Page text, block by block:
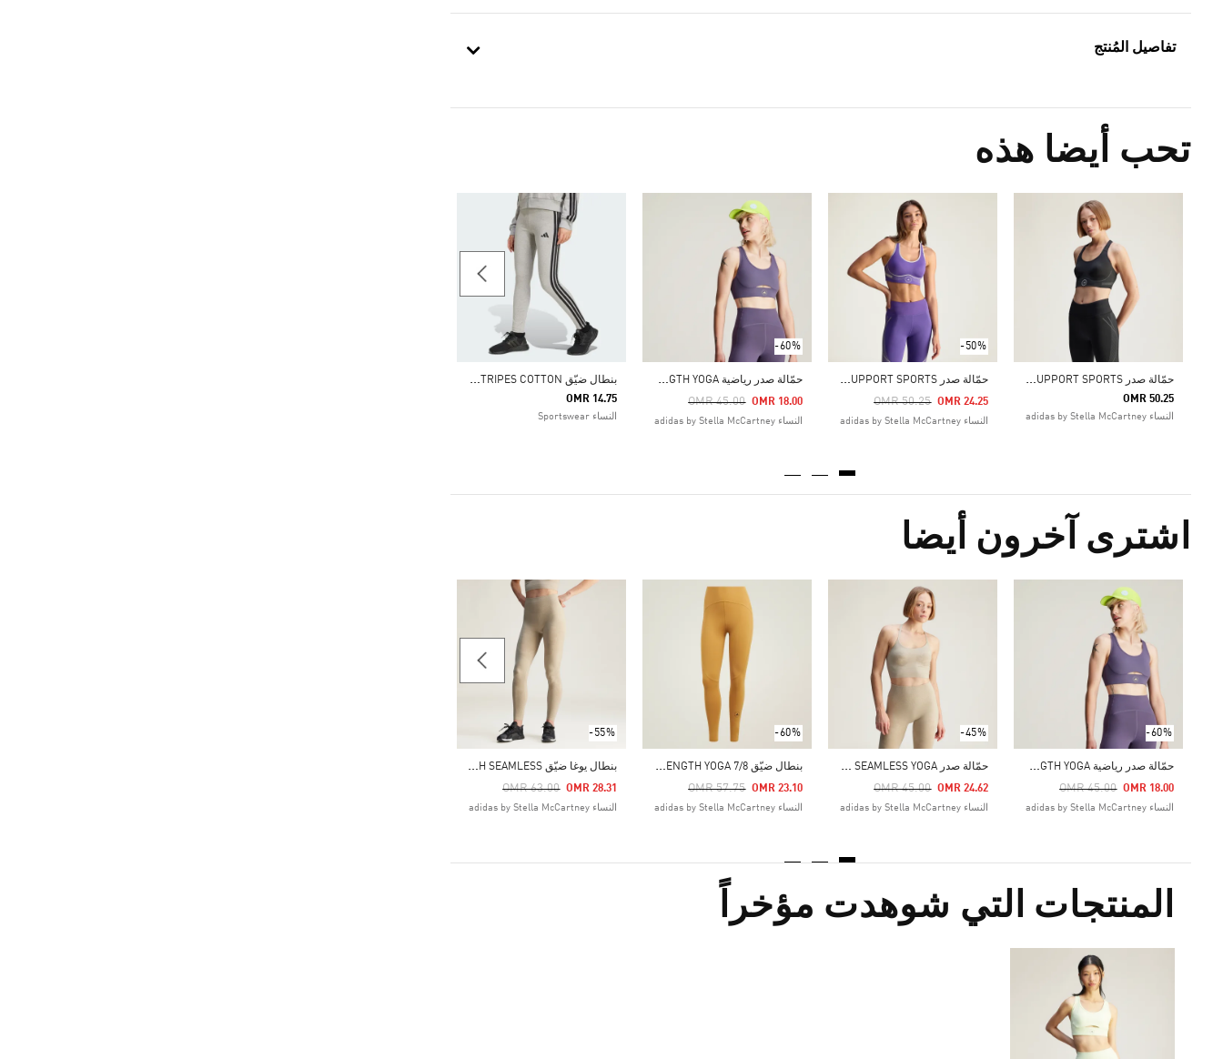
تفاصيل المُنتج
تحب أيضا هذه
ح
مّالة صدر ADIDAS BY STELLA MCCARTNEY TRUEPACE HIGH SUPPORT SPORTS
OMR 50.25
النساء adidas by Stella McCartney
-50%
ح
مّالة صدر ADIDAS BY STELLA MCCARTNEY TRUEPACE HIGH SUPPORT SPORTS
Price Reduced From
OMR 50.25
To OMR 24.25
النساء adidas by Stella McCartney
-60%
ح
مّالة صدر رياضية ADIDAS BY STELLA MCCARTNEY TRUESTRENGTH YOGA
Price Reduced From
OMR 45.00
To OMR 18.00
النساء adidas by Stella McCartney
ب
نطال ضيّق ESSENTIALS 3-STRIPES COTTON
OMR 14.75
النساء Sportswear
Price Reduced From
اشترى آخرون أيضا
-60%
ح
مّالة صدر رياضية ADIDAS BY STELLA MCCARTNEY TRUESTRENGTH YOGA
OMR 45.00 OMR 18.00
النساء adidas by Stella McCartney
-45%
ح
مّالة صدر ADIDAS BY STELLA MCCARTNEY TRUESTRENGTH SEAMLESS YOGA
Price Reduced From
OMR 45.00
To OMR 24.62
النساء adidas by Stella McCartney
-60%
ب
نطال ضيّق ADIDAS BY STELLA MCCARTNEY TRUESTRENGTH YOGA 7/8
Price Reduced From
OMR 57.75
To OMR 23.10
النساء adidas by Stella McCartney
-55%
ب
نطال يوغا ضيّق ADIDAS BY STELLA MCCARTNEY TRUESTRENGTH SEAMLESS
Price Reduced From
OMR 63.00
To OMR 28.31
النساء adidas by Stella McCartney
Price Reduced From
المنتجات التي شوهدت مؤخراً